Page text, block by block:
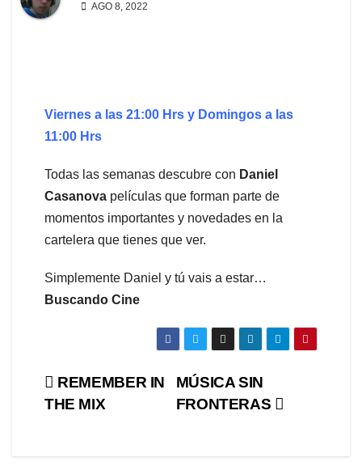
AGO 8, 2022
Viernes a las 21:00 Hrs y Domingos a las
11:00 Hrs
Todas las semanas descubre con Daniel
Casanova películas que forman parte de
momentos importantes y novedades en la
cartelera que tienes que ver.
Simplemente Daniel y tú vais a estar…
Buscando Cine
NavegaciónMÚSICA SIN
FRONTERAS
REMEMBER IN
THE MIX